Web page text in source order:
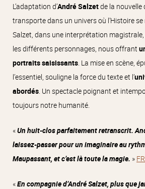
L’adaptation d’André Salzetde la
transporte dans un univers où l’Histoire se
Salzet, dans une interprétation
les différents personnages, nous offrant
portraits saisissants. La mise en scène,
l’essentiel, souligne la force du texte et l’
abordés. Un spectacle poignant et
toujours notre humanité.
«Un huit-clos parfaitement retranscrit.
laissez-passer pour un imaginaire au
Maupassant, et c’est là toute la magie. »
«En compagnie d’André Salzet, plus que